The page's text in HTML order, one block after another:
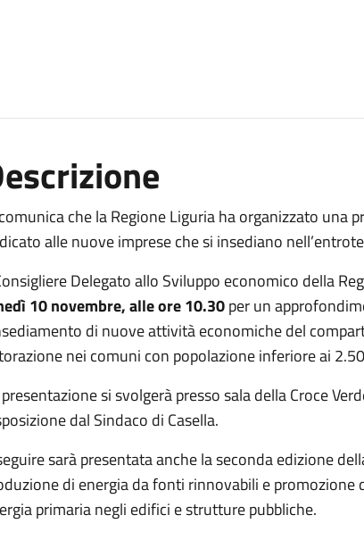
che la Regione Liguria ha organizzato una
alle nuove imprese che si insediano
Delegato allo Sviluppo economico della
10 novembre, alle ore 10.30per un
di nuove attività economiche del
nei comuni con popolazione inferiore ai
si svolgerà presso sala della Croce
dal Sindaco di Casella.
sarà presentata anche la seconda edizione
di energia da fonti rinnovabili e promozione
primaria negli edifici e strutture pubbliche.